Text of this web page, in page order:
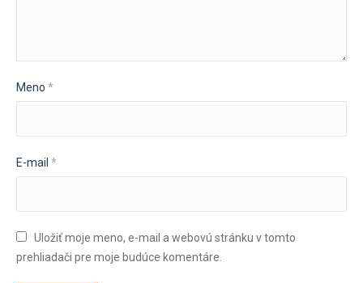
Meno *
E-mail *
Uložiť moje meno, e-mail a webovú stránku v tomto
prehliadači pre moje budúce komentáre.